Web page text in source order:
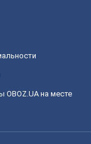
OBOZ.UA на месте